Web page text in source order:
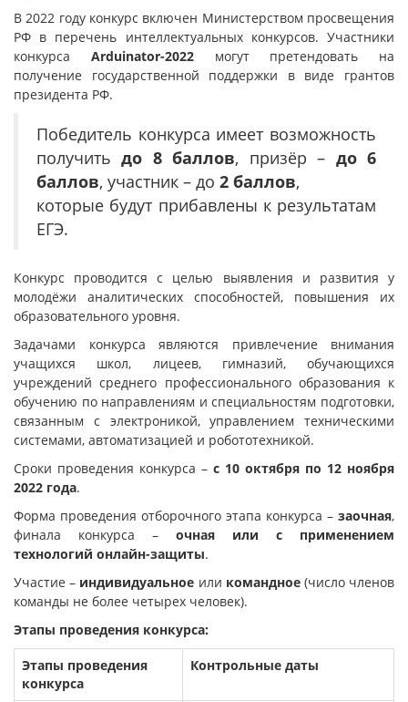
В 2022 году конкурс включен Министерством просвещения
РФ в перечень интеллектуальных конкурсов. Участники
конкурса Arduinator-2022 могут претендовать на
получение государственной поддержки в виде грантов
президента РФ.
Победитель конкурса имеет возможность
получитьдо 8 баллов, призёр – до 6
баллов, участник – до 2 баллов,
которые будут прибавлены к результатам
ЕГЭ.
Конкурс проводится с целью выявления и развития у
молодёжи аналитических способностей, повышения их
образовательного уровня.
Задачами конкурса являются привлечение внимания
учащихся школ, лицеев, гимназий, обучающихся
учреждений среднего профессионального образования к
обучению по направлениям и специальностям подготовки,
связанным с электроникой, управлением техническими
системами, автоматизацией и робототехникой.
Сроки проведения конкурса – с 10 октября по 12 ноября
2022 года.
Форма проведения отборочного этапа конкурса – заочная,
финала конкурса – очная или с применением
технологий онлайн-защиты.
Участие – индивидуальное или командное (число членов
команды не более четырех человек).
Этапы проведения конкурса:
Этапы проведения
конкурса
Контрольные даты